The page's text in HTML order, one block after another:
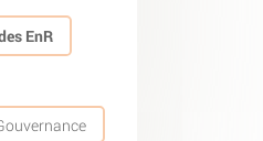
EnR